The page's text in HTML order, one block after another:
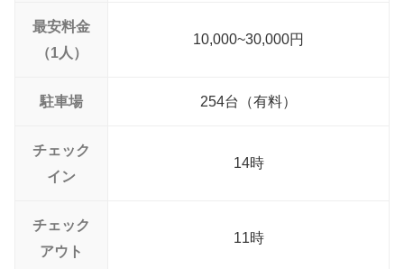
最安料金
（1人）
10,000~30,000円
駐車場 254台（有料）
チェック
イン
14時
チェック
アウト
11時